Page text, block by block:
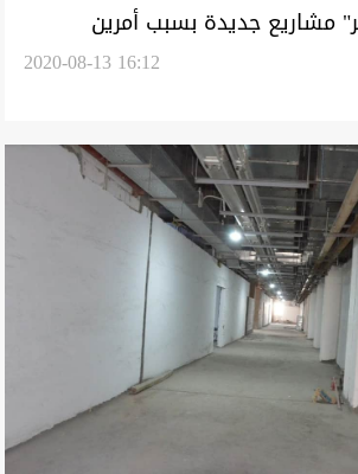
مشاريع جديدة بسبب أمرين
2020-08-13 16:12